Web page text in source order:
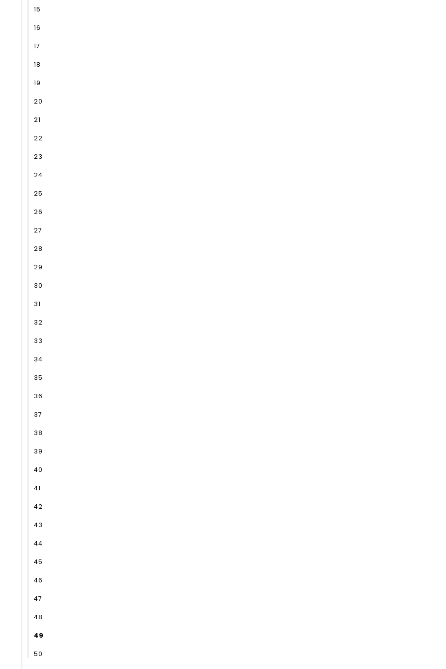
15
16
17
18
19
20
21
22
23
24
25
26
27
28
29
30
31
32
33
34
35
36
37
38
39
40
41
42
43
44
45
46
47
48
49
50